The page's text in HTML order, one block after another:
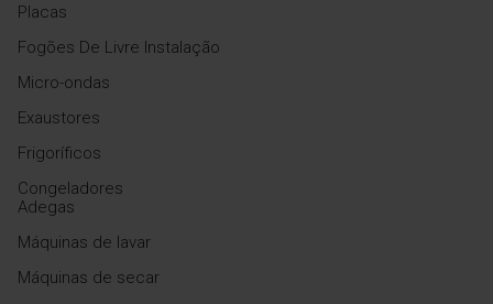
Placas
Fogões De Livre Instalação
Micro-ondas
Exaustores
Frigoríficos
Congeladores
Adegas
Máquinas de lavar
Máquinas de secar